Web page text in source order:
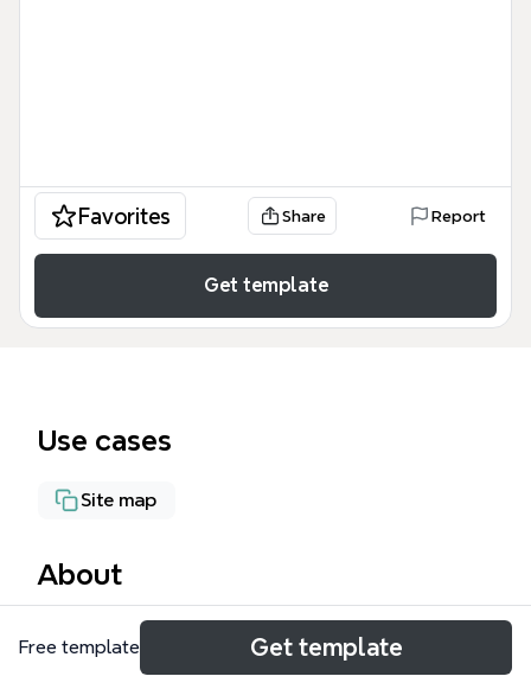
Favorites Share Report
Get template
Use cases
Site map
About
Майнд-карта «главная» представляет собой
структуру городского портала, охватывающую
Free template Get template